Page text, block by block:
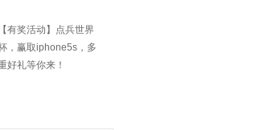
【有奖活动】点兵世界
，赢取iphone5s，多
好礼等你来！